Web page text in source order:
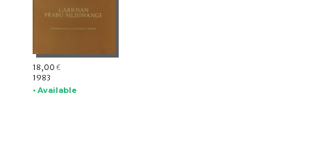
18,00 €
1983
• Available